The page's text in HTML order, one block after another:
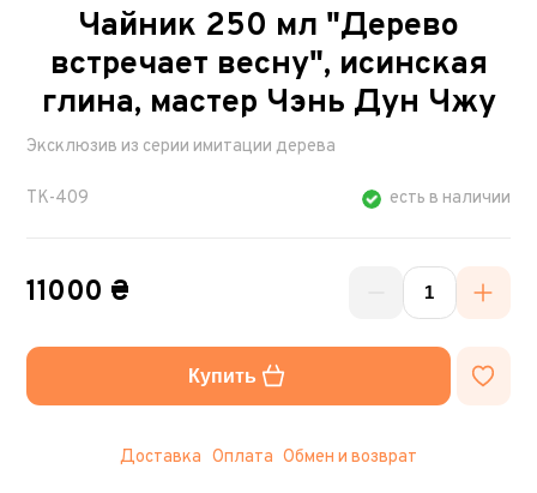
Чайник 250 мл "Дерево
встречает весну", исинская
глина, мастер Чэнь Дун Чжу
Эксклюзив из серии имитации дерева
TK-409 есть в наличии
11000 ₴
Купить
Доставка Оплата Обмен и возврат